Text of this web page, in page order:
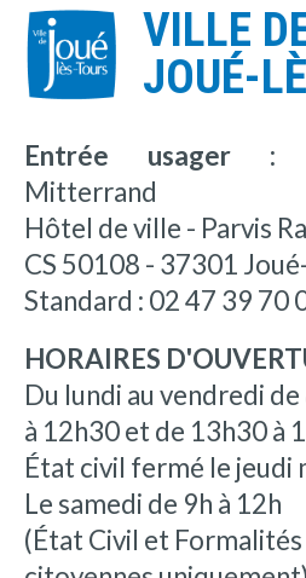
VILLE
JOUÉ-
Entrée usager :
Mitterrand
Hôtel de ville - Parvis
CS 50108 - 37301
Standard : 02 47 39 70
HORAIRES
Du lundi au vendredi
à 12h30 et de 13h30 à
État civil fermé le jeudi
Le samedi de 9h à 12h
(État Civil et Formalités